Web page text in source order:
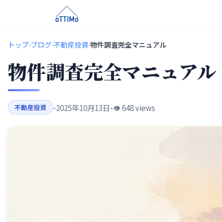
トップ›ブログ›不動産投資›物件調査完全マニュアル
物件調査完全マニュアル
不動産投資 •2025年10月13日•👁️ 648 views